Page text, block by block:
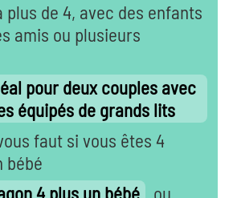
plus de 4, avec des enfants
amis ou plusieurs
pour deux couples avec
équipés de grands lits
faut si vous êtes 4
bébé
4 plus un bébé
ou